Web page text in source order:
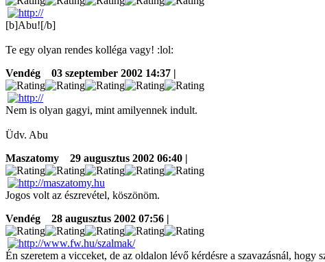
[b]Abu![/b]
Te egy olyan rendes kolléga vagy! :lol:
Vendég
03 szeptember 2002 14:37 |
Nem is olyan gagyi, mint amilyennek indult.
Üdv. Abu
Maszatomy
29 augusztus 2002 06:40 |
Jogos volt az észrevétel, köszönöm.
Vendég
28 augusztus 2002 07:56 |
Én szeretem a vicceket, de az oldalon lévő kérdésre a szavazásnál,